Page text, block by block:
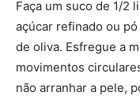
Faça um suco de 1/2
açúcar refinado ou
de oliva. Esfregue a
movimentos
não arranhar a pele,